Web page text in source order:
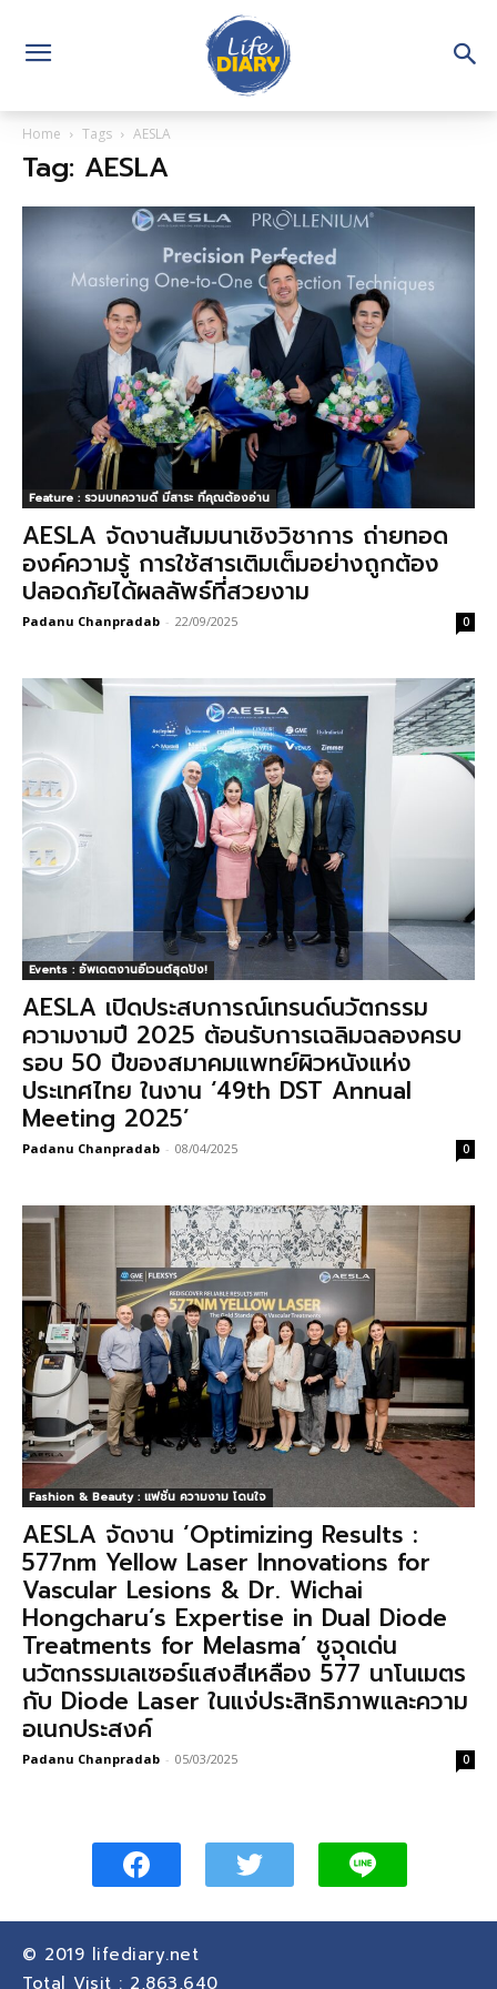
Home Tags AESLA
Tag: AESLA
Feature : รวมบทความดี มีสาระ ที่คุณต้องอ่าน
AESLA จัดงานสัมมนาเชิงวิชาการ ถ่ายทอด
องค์ความรู้ การใช้สารเติมเต็มอย่างถูกต้อง
ปลอดภัยได้ผลลัพธ์ที่สวยงาม
Padanu Chanpradab - 22/09/2025 0
Events : อัพเดตงานอีเวนต์สุดปัง!
AESLA เปิดประสบการณ์เทรนด์นวัตกรรม
ความงามปี 2025 ต้อนรับการเฉลิมฉลองครบ
รอบ 50 ปีของสมาคมแพทย์ผิวหนังแห่ง
ประเทศไทย ในงาน ‘49th DST Annual
Meeting 2025’
Padanu Chanpradab - 08/04/2025 0
Fashion & Beauty : แฟชั่น ความงาม โดนใจ
AESLA จัดงาน ‘Optimizing Results :
577nm Yellow Laser Innovations for
Vascular Lesions & Dr. Wichai
Hongcharu’s Expertise in Dual Diode
Treatments for Melasma’ ชูจุดเด่น
นวัตกรรมเลเซอร์แสงสีเหลือง 577 นาโนเมตร
กับ Diode Laser ในแง่ประสิทธิภาพและความ
อเนกประสงค์
Padanu Chanpradab - 05/03/2025 0
© 2019 lifediary.net
Total Visit : 2,863,640